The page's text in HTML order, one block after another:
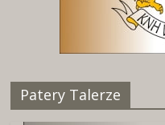
Patery Talerze